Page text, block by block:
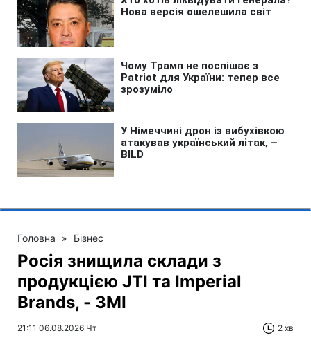
Головна » Бізнес
Росія знищила склади з
продукцією JTI та Imperial
Brands, - ЗМІ
21:11 06.08.2026 Чт 2 хв